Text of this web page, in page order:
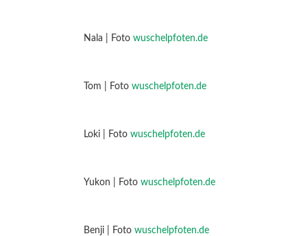
Nala | Foto wuschelpfoten.de
Tom | Foto wuschelpfoten.de
Loki | Foto wuschelpfoten.de
Yukon | Foto wuschelpfoten.de
Benji | Foto wuschelpfoten.de